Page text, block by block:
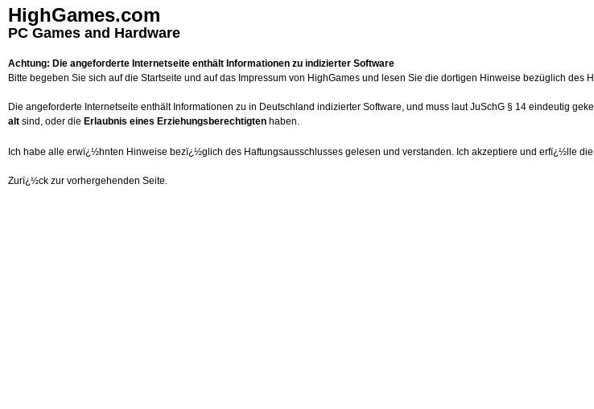
HighGames.com
PC Games and Hardware
Achtung: Die angeforderte Internetseite enthält Informationen zu indizierter Software
Bitte begeben Sie sich auf die Startseite und auf das Impressum von HighGames und lesen Sie die dortigen Hinweise bezüglich des
Die angeforderte Internetseite enthält Informationen zu in Deutschland indizierter Software, und muss lautJuSchG § 14 eindeutig
alt sind, oder die Erlaubnis eines Erziehungsberechtigten haben.
Ich habe alle erwï¿½hnten Hinweise bezï¿½glich des Haftungsausschlusses gelesen und verstanden. Ich akzeptiere und erfï¿½lle
Zurï¿½ck zur vorhergehenden Seite.